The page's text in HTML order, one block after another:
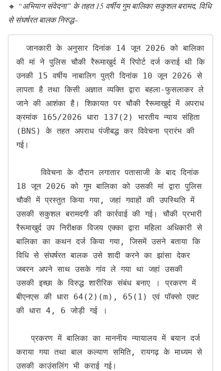
🔸 “अभियान संवेदना” के तहत 15 वर्षीय गुम बालिका सकुशल बरामद, विधि
से संघर्षरत बालक निरुद्ध–
  जानकारी के अनुसार दिनांक 14 जून 2026 को बालिका
की मां ने पुलिस चौकी रैरूमाखुर्द में रिपोर्ट दर्ज कराई थी कि
उनकी 15 वर्षीय नाबालिग पुत्री दिनांक 10 जून 2026 से
लापता है तथा किसी अज्ञात व्यक्ति द्वारा बहला-फुसलाकर ले
जाने की आशंका है। शिकायत पर चौकी रैरूमाखुर्द में अपराध
क्रमांक 165/2026 धारा 137(2) भारतीय न्याय संहिता
(BNS) के तहत अपराध पंजीबद्ध कर विवेचना प्रारंभ की
गई।
     विवेचना के दौरान लगातार पतासाजी के बाद दिनांक
18 जून 2026 को गुम बालिका को उसकी मां द्वारा पुलिस
चौकी में प्रस्तुत किया गया, जहां गवाहों की उपस्थिति में
उसकी सकुशल बरामदगी की कार्रवाई की गई। चौकी प्रभारी
रैरूमाखुर्द उप निरीक्षक विजय एक्का द्वारा महिला अधिकारी से
बालिका का कथन दर्ज किया गया, जिसमें उसने बताया कि
विधि से संघर्षरत बालक उसे शादी करने का झांसा देकर
जबरन अपने साथ उसके गांव ले गया था जहां उसकी
उसकी इच्छा के विरुद्ध शारीरिक संबंध बनाए । प्रकरण में
बीएनएस की धारा 64(2)(m), 65(1) एवं पॉक्सो एक्ट
की धारा 4, 6 जोड़ी गई ।
   प्रकरण में बालिका का माननीय न्यायालय में बयान दर्ज
कराया गया तथा बाल कल्याण समिति, रायगढ़ के माध्यम से
उसकी काउंसलिंग भी कराई गई।